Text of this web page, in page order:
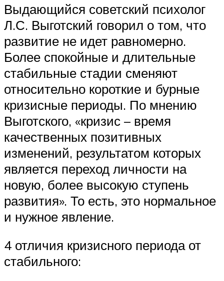
Выдающийся советский психолог
Л.С. Выготский говорил о том, что
развитие не идет равномерно.
Более спокойные и длительные
стабильные стадии сменяют
относительно короткие и бурные
кризисные периоды. По мнению
Выготского, «кризис – время
качественных позитивных
изменений, результатом которых
является переход личности на
новую, более высокую ступень
развития». То есть, это нормальное
и нужное явление.
4 отличия кризисного периода от
стабильного: